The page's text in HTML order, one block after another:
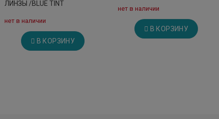
ЛИНЗЫ /BLUE TINT
нет в наличии
В КОРЗИНУ
нет в наличии
В КОРЗИНУ